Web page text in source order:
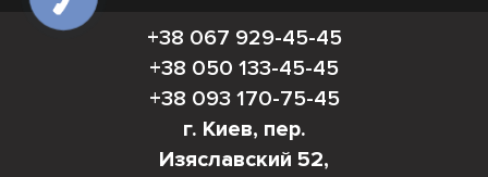
+38 067 929-45-45
+38 050 133-45-45
+38 093 170-75-45
г. Киев, пер.
Изяславский 52,